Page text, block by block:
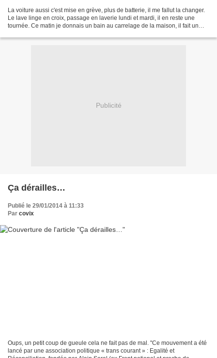
La voiture aussi c'est mise en grève, plus de batterie, il me fallut la changer.
Le lave linge en croix, passage en laverie lundi et mardi, il en reste une
tournée. Ce matin je donnais un bain au carrelage de la maison, il fait un
Publicité
Ça dérailles…
Publié le 29/01/2014 à 11:33
Par covix
Oups, un petit coup de gueule cela ne fait pas de mal. "Ce mouvement a été
lancé par une association politique « trans courant » : Egalité et